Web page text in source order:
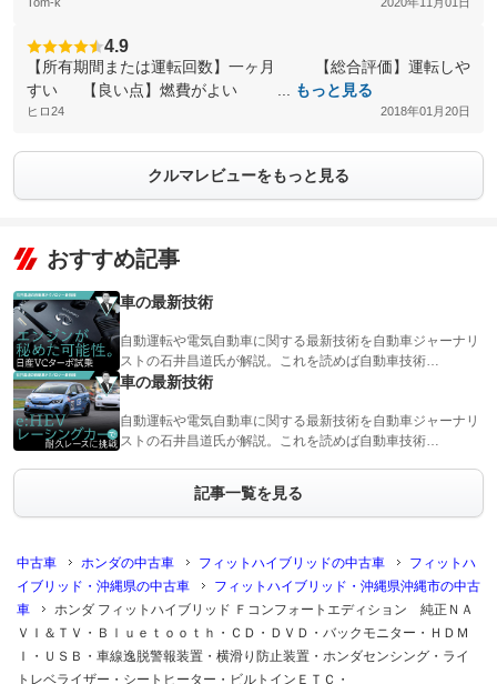
4.9
【所有期間または運転回数】一ヶ月 【総合評価】運転しや
すい 【良い点】燃費がよい ...
もっと見る
ヒロ24 2018年01月20日
クルマレビューをもっと見る
おすすめ記事
車の最新技術
自動運転や電気自動車に関する最新技術を自動車ジャーナリ
ストの石井昌道氏が解説。これを読めば自動車技術…
車の最新技術
自動運転や電気自動車に関する最新技術を自動車ジャーナリ
ストの石井昌道氏が解説。これを読めば自動車技術…
記事一覧を見る
中古車 ホンダの中古車 フィットハイブリッドの中古車
フィットハ
イブリッド・沖縄県の中古車
フィットハイブリッド・沖縄県沖縄市の中古
車
ホンダ フィットハイブリッド Ｆコンフォートエディション 純正ＮＡ
ＶＩ＆ＴＶ・Ｂｌｕｅｔｏｏｔｈ・ＣＤ・ＤＶＤ・バックモニター・ＨＤＭ
Ｉ・ＵＳＢ・車線逸脱警報装置・横滑り防止装置・ホンダセンシング・ライ
トレベライザー・シートヒーター・ビルトインＥＴＣ・